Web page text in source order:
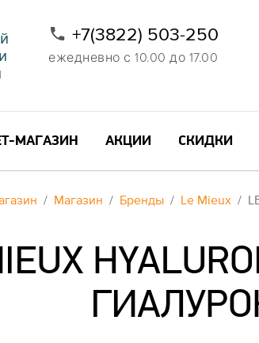
+7(3822) 503-250
ежедневно с 10.00 до 17.00
МАГАЗИН АКЦИИ СКИДКИ
Магазин Бренды Le Mieux